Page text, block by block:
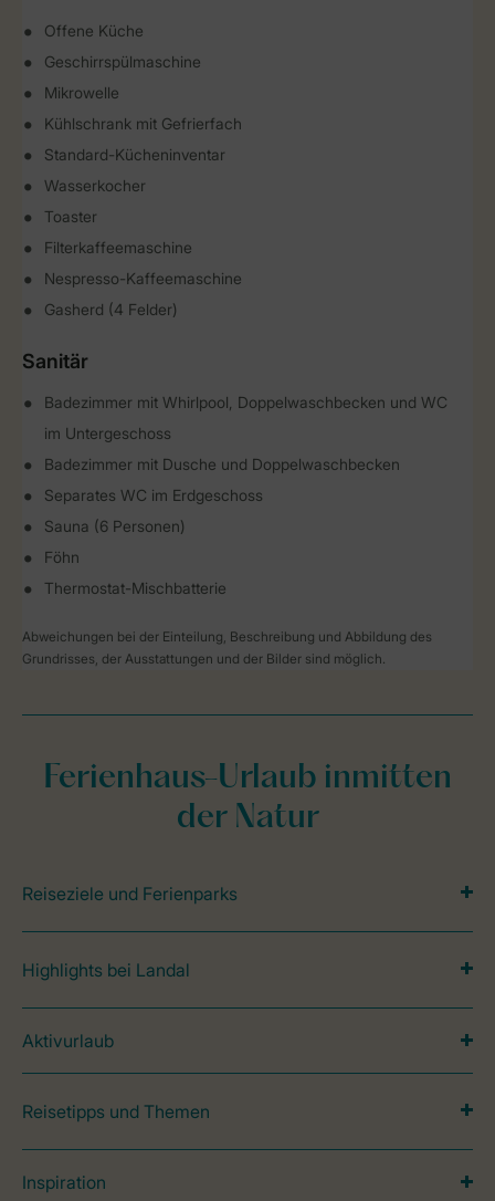
Offene Küche
Geschirrspülmaschine
Mikrowelle
Kühlschrank mit Gefrierfach
Standard-Kücheninventar
Wasserkocher
Toaster
Filterkaffeemaschine
Nespresso-Kaffeemaschine
Gasherd (4 Felder)
Sanitär
Badezimmer mit Whirlpool, Doppelwaschbecken und WC
im Untergeschoss
Badezimmer mit Dusche und Doppelwaschbecken
Separates WC im Erdgeschoss
Sauna (6 Personen)
Föhn
Thermostat-Mischbatterie
Abweichungen bei der Einteilung, Beschreibung und Abbildung des
Grundrisses, der Ausstattungen und der Bilder sind möglich.
Ferienhaus-Urlaub inmitten
der Natur
Reiseziele und Ferienparks
Highlights bei Landal
Aktivurlaub
Reisetipps und Themen
Inspiration